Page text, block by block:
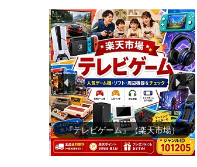
『日用品雑貨・文房具』（楽天市
場）